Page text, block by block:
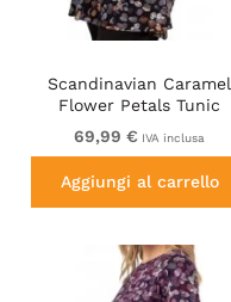
Scandinavian Caramel
Flower Petals Tunic
Copper and Blue
69,99 € IVA inclusa
Aggiungi al carrello